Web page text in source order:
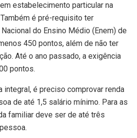
estabelecimento particular na
é pré-requisito ter
do Ensino Médio (Enem) de
450 pontos, além de não ter
Até o ano passado, a exigência
pontos.
integral, é preciso comprovar renda
de até 1,5 salário mínimo. Para as
familiar deve ser de até três